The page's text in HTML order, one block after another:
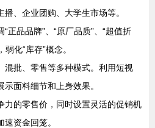
、企业团购、大学生市场等。
“正品品牌”、“原厂品质”、“超值折
化“库存”概念。
混批、零售等多种模式。利用短视
面料细节和上身效果。
力的零售价，同时设置灵活的促销机
资金回笼。